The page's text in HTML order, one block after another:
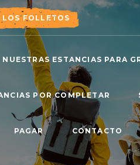
LOS FOLLETOS
NUESTRAS ESTANCIAS PARA
POR COMPLETAR
PAGAR CONTACTO